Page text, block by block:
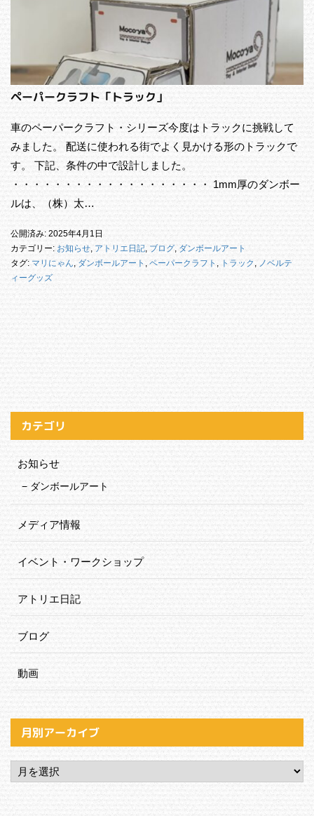
ペーパークラフト「トラック」
車のペーパークラフト・シリーズ今度はトラックに挑戦して
みました。 配送に使われる街でよく見かける形のトラックで
す。 下記、条件の中で設計しました。
・・・・・・・・・・・・・・・・・・・ 1mm厚のダンボー
ルは、（株）太…
公開済み: 2025年4月1日
カテゴリー: お知らせ, アトリエ日記, ブログ, ダンボールアート
タグ: マリにゃん,ダンボールアート , ペーパークラフト , トラック , ノベルテ
ィーグッズ
カテゴリ
お知らせ
ダンボールアート
メディア情報
イベント・ワークショップ
アトリエ日記
ブログ
動画
月別アーカイブ